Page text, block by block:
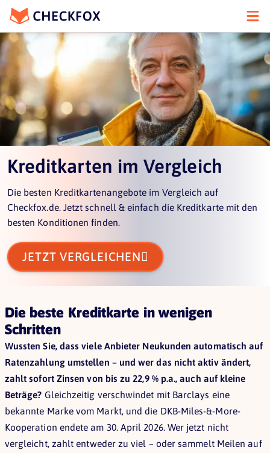
Kreditkarten im Vergleich
Die besten Kreditkartenangebote im Vergleich auf
Checkfox.de. Jetzt schnell & einfach die Kreditkarte mit den
besten Konditionen finden.
JETZT VERGLEICHEN
Die beste Kreditkarte in wenigen
Schritten
Wussten Sie, dass viele Anbieter Neukunden automatisch auf
Ratenzahlung umstellen – und wer das nicht aktiv ändert,
zahlt sofort Zinsen von bis zu 22,9 % p.a., auch auf kleine
Beträge? Gleichzeitig verschwindet mit Barclays eine
bekannte Marke vom Markt, und die DKB-Miles-&-More-
Kooperation endete am 30. April 2026. Wer jetzt nicht
vergleicht, zahlt entweder zu viel – oder sammelt Meilen auf